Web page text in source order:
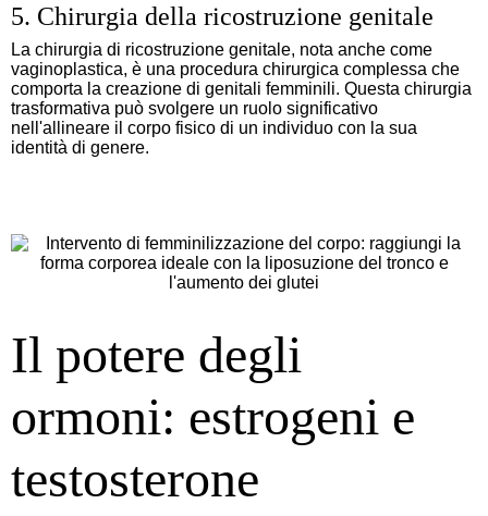
5. Chirurgia della ricostruzione genitale
La chirurgia di ricostruzione genitale, nota anche come
vaginoplastica, è una procedura chirurgica complessa che
comporta la creazione di genitali femminili. Questa chirurgia
trasformativa può svolgere un ruolo significativo
nell'allineare il corpo fisico di un individuo con la sua
identità di genere.
Il potere degli
ormoni: estrogeni e
testosterone